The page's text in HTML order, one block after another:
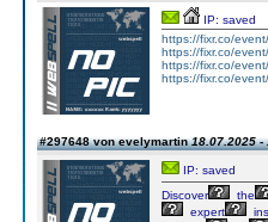
IP: saved
https://fixr.co/
https://fixr.co/
https://fixr.co/
https://fixr.co/
#297648 von evelymartin18.07.2025 -
IP: saved
Discover
the
expert